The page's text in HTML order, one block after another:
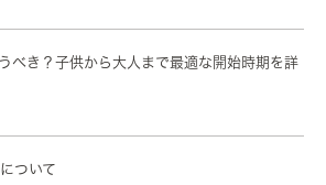
べき？子供から大人まで最適な開始時期を詳
ついて